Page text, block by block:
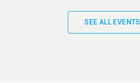
SEE ALL EVENTS